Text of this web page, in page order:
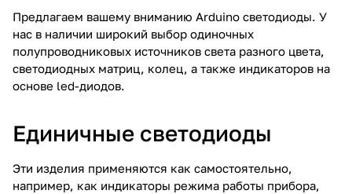
Предлагаем вашему вниманию Arduino светодиоды. У
нас в наличии широкий выбор одиночных
полупроводниковых источников света разного цвета,
светодиодных матриц, колец, а также индикаторов на
основе led-диодов.
Единичные светодиоды
Эти изделия применяются как самостоятельно,
например, как индикаторы режима работы прибора,